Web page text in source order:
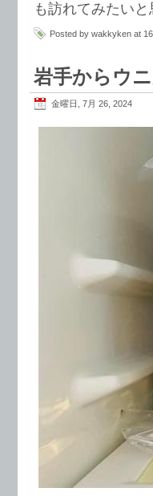
も訪れてみたいと
Posted by wakkyken at
岩手からウ
金曜日, 7月 26, 2024